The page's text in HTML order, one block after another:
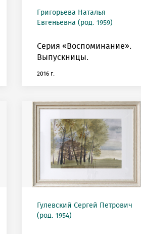
Григорьева Наталья
Евгеньевна (род. 1959)
Cерия «Воспоминание».
Выпускницы.
2016 г.
Гулевский Сергей Петрович
(род. 1954)